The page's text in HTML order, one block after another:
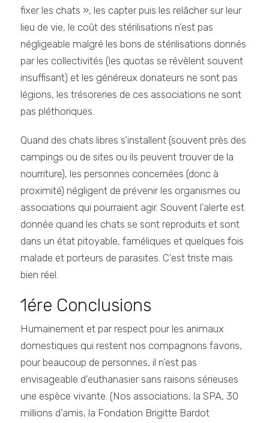
fixer les chats », les capter puis les relâcher sur leur
lieu de vie, le coût des stérilisations n’est pas
négligeable malgré les bons de stérilisations donnés
par les collectivités (les quotas se révèlent souvent
insuffisant) et les généreux donateurs ne sont pas
légions, les trésoreries de ces associations ne sont
pas pléthoriques.
Quand des chats libres s’installent (souvent près des
campings ou de sites ou ils peuvent trouver de la
nourriture), les personnes concernées (donc à
proximité) négligent de prévenir les organismes ou
associations qui pourraient agir. Souvent l’alerte est
donnée quand les chats se sont reproduits et sont
dans un état pitoyable, faméliques et quelques fois
malade et porteurs de parasites. C’est triste mais
bien réel.
1ére Conclusions
Humainement et par respect pour les animaux
domestiques qui restent nos compagnons favoris,
pour beaucoup de personnes, il n’est pas
envisageable d’euthanasier sans raisons sérieuses
une espèce vivante. (Nos associations, la SPA, 30
millions d’amis, la Fondation Brigitte Bardot